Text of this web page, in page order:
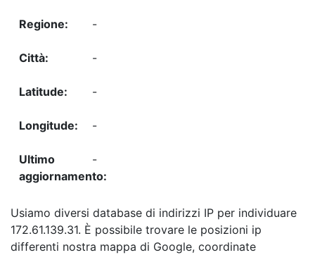
-
-
-
-
-
Usiamo diversi database di indirizzi IP per individuare
172.61.139.31. È possibile trovare le posizioni ip
differenti nostra mappa di Google, coordinate